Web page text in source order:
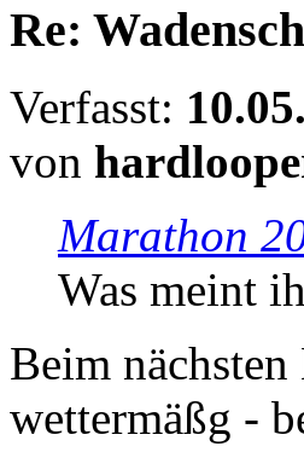
Re:
Verfasst:
von
Marathon
Was meint
Beim
wettermäßg -